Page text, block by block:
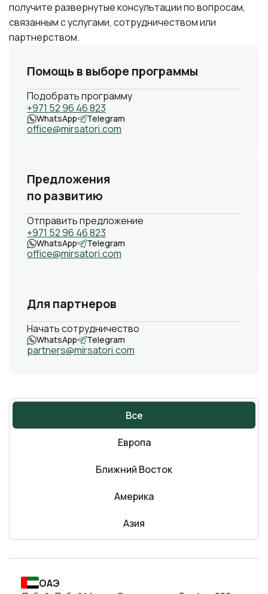
получите развернутые консультации по вопросам,
связанным с услугами, сотрудничеством или
партнерством.
Помощь в выборе программы
Подобрать программу
+971 52 96 46 823
WhatsApp Telegram
office@mirsatori.com
Предложения
по развитию
Отправить предложение
+971 52 96 46 823
WhatsApp Telegram
office@mirsatori.com
Для партнеров
Начать сотрудничество
WhatsApp Telegram
partners@mirsatori.com
Все
Европа
Ближний Восток
Америка
Азия
ОАЭ